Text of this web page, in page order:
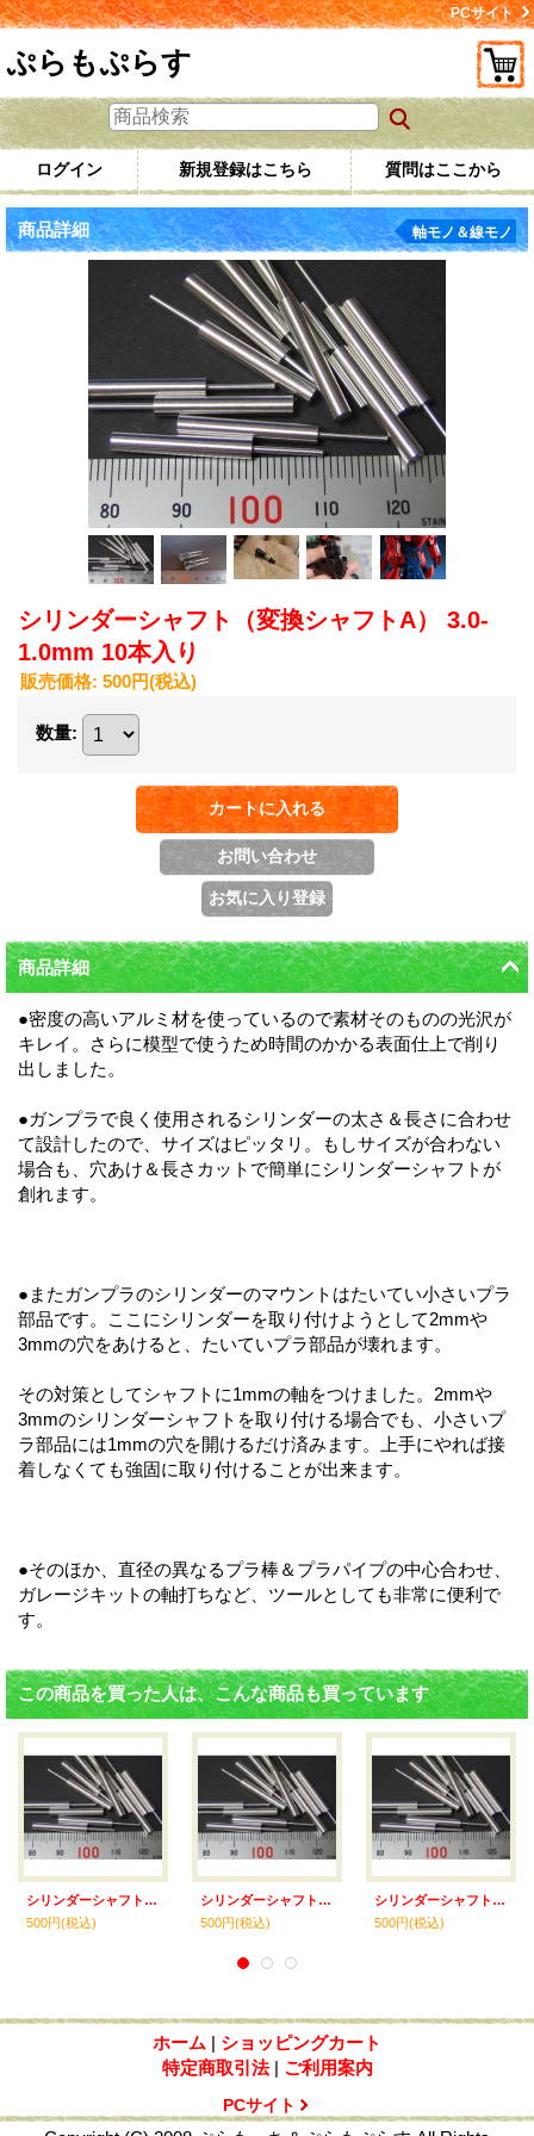
PCサイト
ぷらもぷらす
ログイン 新規登録はこちら 質問はここから
商品詳細 軸モノ＆線モノ
シリンダーシャフト（変換シャフトA） 3.0-
1.0mm 10本入り
販売価格: 500円(税込)
数量:
商品詳細
●密度の高いアルミ材を使っているので素材そのものの光沢が
キレイ。さらに模型で使うため時間のかかる表面仕上で削り
出しました。
●ガンプラで良く使用されるシリンダーの太さ＆長さに合わせ
て設計したので、サイズはピッタリ。もしサイズが合わない
場合も、穴あけ＆長さカットで簡単にシリンダーシャフトが
創れます。
●またガンプラのシリンダーのマウントはたいてい小さいプラ
部品です。ここにシリンダーを取り付けようとして2mmや
3mmの穴をあけると、たいていプラ部品が壊れます。
その対策としてシャフトに1mmの軸をつけました。2mmや
3mmのシリンダーシャフトを取り付ける場合でも、小さいプ
ラ部品には1mmの穴を開けるだけ済みます。上手にやれば接
着しなくても強固に取り付けることが出来ます。
●そのほか、直径の異なるプラ棒＆プラパイプの中心合わせ、
ガレージキットの軸打ちなど、ツールとしても非常に便利で
す。
この商品を買った人は、こんな商品も買っています
シリンダーシャフト（変換シャフトA） 2.0-1.0mm 10本入り
500円(税込)
シリンダーシャフト（変換シャフトA） 2.5-1.0mm 10本入り
500円(税込)
シリンダーシャフト（変換シャフトA） 4.0-1.0mm 10本入り
500円(税込)
ホーム | ショッピングカート
特定商取引法 | ご利用案内
PCサイト